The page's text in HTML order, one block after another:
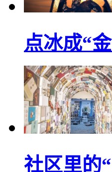
点冰成“
社区里的